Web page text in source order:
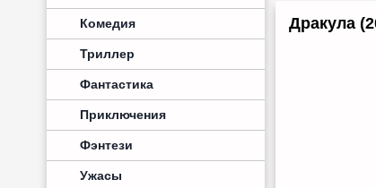
Комедия
Триллер
Фантастика
Приключения
Фэнтези
Ужасы
Дракула